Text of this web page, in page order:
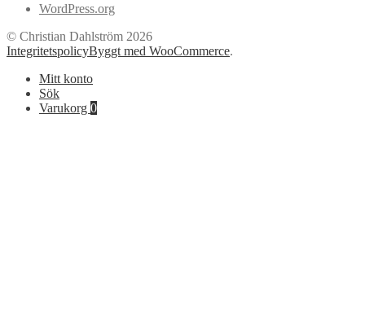
WordPress.org
© Christian Dahlström 2026
IntegritetspolicyByggt med WooCommerce.
Mitt konto
Sök
Varukorg 0